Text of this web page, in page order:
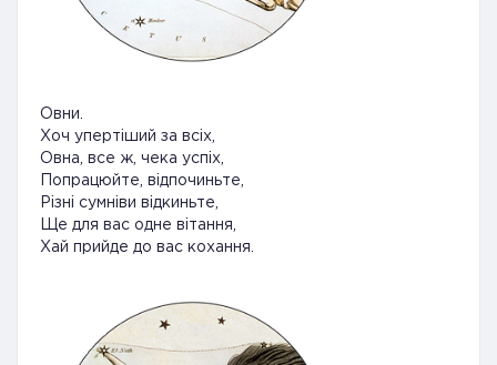
Овни.
Хоч упертіший за всіх,
Овна, все ж, чека успіх,
Попрацюйте, відпочиньте,
Різні сумніви відкиньте,
Ще для вас одне вітання,
Хай прийде до вас кохання.